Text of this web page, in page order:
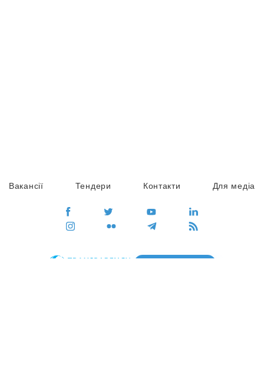
Вакансії Тендери Контакти Для медіа